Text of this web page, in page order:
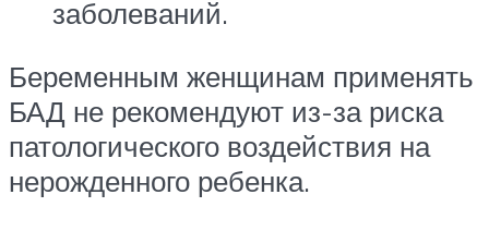
заболеваний.
Беременным женщинам применять
БАД не рекомендуют из-за риска
патологического воздействия на
нерожденного ребенка.